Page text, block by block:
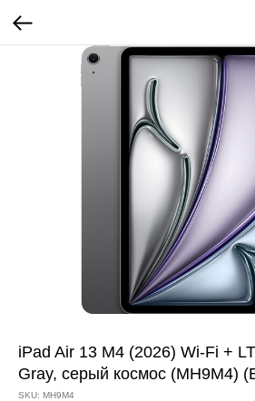
iPad Air 13 M4 (2026) Wi-Fi +
Gray, серый космос (MH9M4)
SKU: MH9M4